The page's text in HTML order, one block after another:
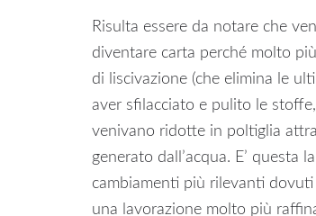
Risulta essere da notare che
diventare carta perché molto
di liscivazione (che elimina le
aver sfilacciato e pulito le
venivano ridotte in poltiglia
generato dall’acqua. E’
cambiamenti più rilevanti
una lavorazione molto più